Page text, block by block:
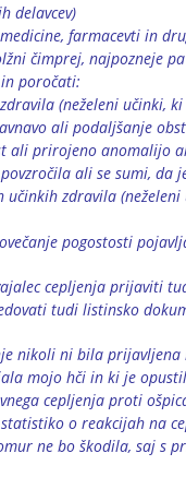
delavcev)
farmacevti in
čimprej, najpozneje
poročati:
(neželeni učinki,
ali podaljšanje
ali prirojeno anomalijo
ali se sumi, da
učinkih zdravila
pogostosti
cepljenja prijaviti
tudi listinsko
nikoli ni bila
mojo hči in ki je
cepljenja proti
o reakcijah na
ne bo škodila, saj s